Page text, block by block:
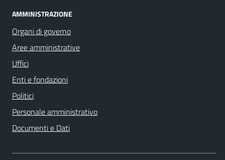
AMMINISTRAZIONE
Organi di governo
Aree amministrative
Uffici
Enti e fondazioni
Politici
Personale amministrativo
Documenti e Dati